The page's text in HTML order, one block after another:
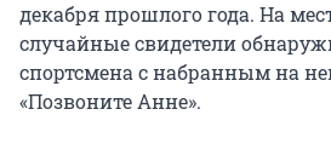
декабря прошлого года. На
случайные свидетели
спортсмена с набранным на
«Позвоните Анне».